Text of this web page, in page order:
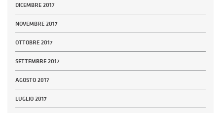
DICEMBRE 2017
NOVEMBRE 2017
OTTOBRE 2017
SETTEMBRE 2017
AGOSTO 2017
LUGLIO 2017